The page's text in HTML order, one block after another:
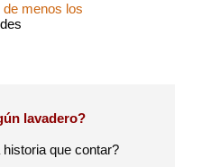
menos los
lavadero?
que contar?